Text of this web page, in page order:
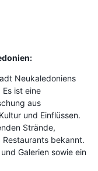
Neukaledoniens
ist eine
aus
und Einflüssen.
Strände,
bekannt.
Galerien sowie ein